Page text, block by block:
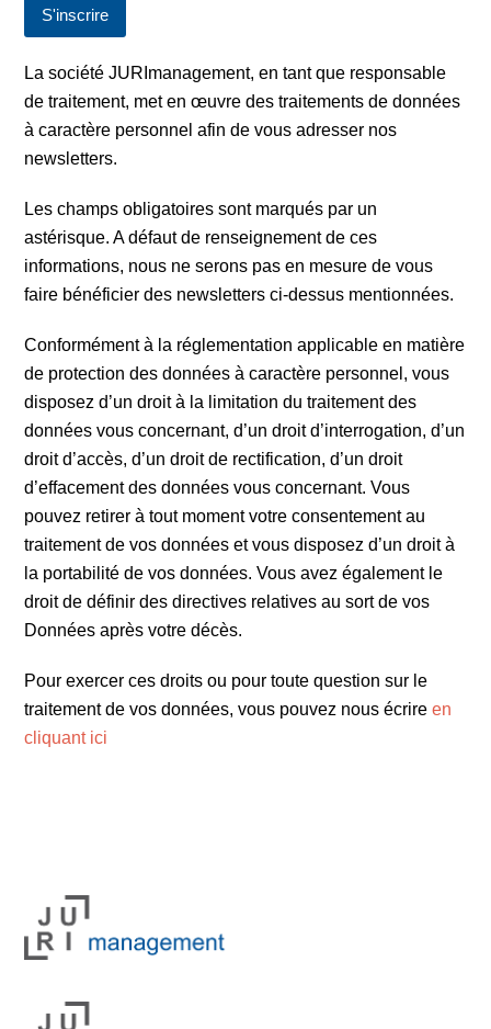
La société JURImanagement, en tant que responsable
de traitement, met en œuvre des traitements de données
à caractère personnel afin de vous adresser nos
newsletters.
Les champs obligatoires sont marqués par un
astérisque. A défaut de renseignement de ces
informations, nous ne serons pas en mesure de vous
faire bénéficier des newsletters ci-dessus mentionnées.
Conformément à la réglementation applicable en matière
de protection des données à caractère personnel, vous
disposez d’un droit à la limitation du traitement des
données vous concernant, d’un droit d’interrogation, d’un
droit d’accès, d’un droit de rectification, d’un droit
d’effacement des données vous concernant. Vous
pouvez retirer à tout moment votre consentement au
traitement de vos données et vous disposez d’un droit à
la portabilité de vos données. Vous avez également le
droit de définir des directives relatives au sort de vos
Données après votre décès.
Pour exercer ces droits ou pour toute question sur le
traitement de vos données, vous pouvez nous écrireen
cliquant ici